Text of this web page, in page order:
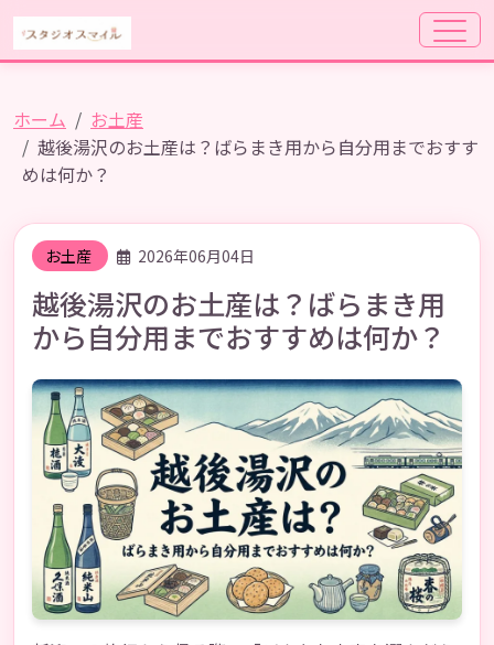
ホーム
お土産
越後湯沢のお土産は？ばらまき用から自分用までおすす
めは何か？
お土産 2026年06月04日
越後湯沢のお土産は？ばらまき用
から自分用までおすすめは何か？